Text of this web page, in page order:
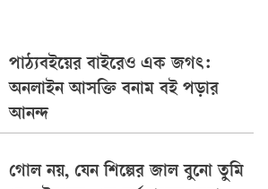
পাঠ্যবইয়ের বাইরেও এক জগৎ:
অনলাইন আসক্তি বনাম বই পড়ার
আনন্দ
গোল নয়, যেন শিল্পের জাল বুনো তুমি